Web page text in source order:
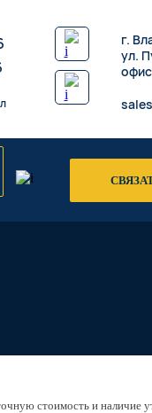
​г.
ул.
стоимость и наличие